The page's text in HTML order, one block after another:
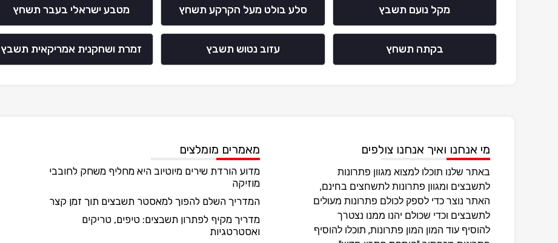
מקל נועם תשבץ סלע בולט מעל הקרקע תשחץ מטבע ישראלי בעבר תשחץ
בקתה תשחץ עזוב נטוש תשבץ זמרת ושחקנית אמריקאית תשבץ
מי אנחנו ואיך אנחנו צולפים
באתר שלנו תוכלו למצוא מגוון פתרונות
לתשבצים ומגוון פתרונות לתשחצים בחינם,
האתר נוצר כדי לספק לכולם פתרונות מעולים
לתשבצים וכדי שכולם יהנו ממנו נצטרך
להוסיף עוד המון המון פתרונות, תוכלו להוסיף
מאמרים מומלצים
מדוע הורדת שירים מיוטיוב היא מחליף משחק לחובבי
מוזיקה
המדריך השלם להפוך למאסטר תשבצים תוך זמן קצר
מדריך מקיף לפתרון תשבצים: טיפים, טריקים
ואסטרטגיות